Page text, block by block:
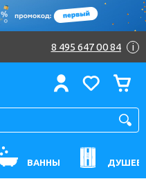
8 495 647 00 84 i
ВАННЫ